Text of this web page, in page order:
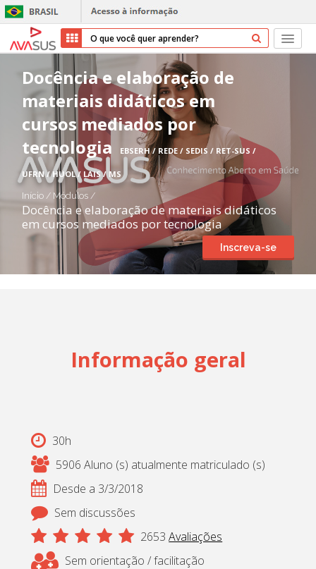
Início
Cursos
Parceiros
Sobre nós
Transparência
Repositório
Ajuda
pt_br
Docência e elaboração de
materiais didáticos em
cursos mediados por
tecnologia
EBSERH / REDE / SEDIS / RET-SUS /
UFRN / HUOL / LAIS / MS
Início / Módulos/
Docência e elaboração de materiais didáticos
em cursos mediados por tecnologia
Inscreva-se
Informação geral
30h
5906 Aluno (s) atualmente matriculado (s)
Desde a 3/3/2018
Sem discussões
2653 Avaliações
Sem orientação / facilitação